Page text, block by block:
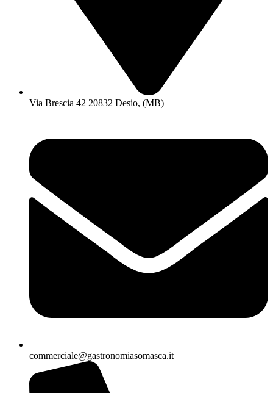
Via Brescia 42 20832 Desio, (MB)
commerciale@gastronomiasomasca.it